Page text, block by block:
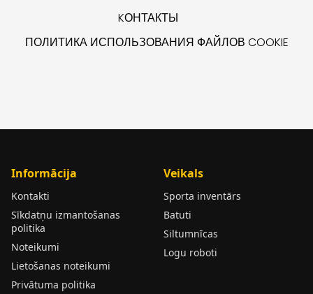
KОНТАКТЫ
ПОЛИТИКА ИСПОЛЬЗОВАНИЯ ФАЙЛОВ COOKIE
Informācija
Kontakti
Sīkdatņu izmantošanas
politika
Noteikumi
Lietošanas noteikumi
Privātuma politika
Veikals
Sporta inventārs
Batuti
Siltumnīcas
Logu roboti